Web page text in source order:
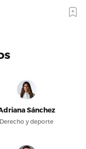
Sánchez
Derecho y deporte